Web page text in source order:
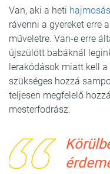
Van, aki a heti hajmosás
rávenni a gyereket erre
műveletre. Van-e erre
újszülött babáknál
lerakódások miatt kell
szükséges hozzá
teljesen megfelelő
mesterfodrász.